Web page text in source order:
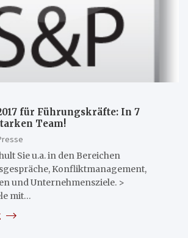
für Führungskräfte: In 7
Team!
Sie u.a. in den Bereichen
Konfliktmanagement,
und Unternehmensziele. >
mit…